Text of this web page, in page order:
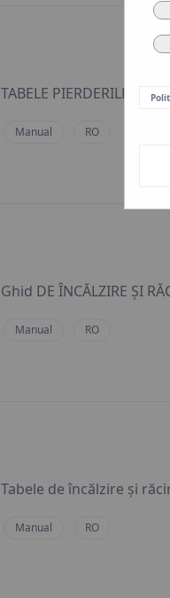
TABELE PIERDERILE DE
Manual RO
Ghid DE ÎNCĂLZIRE ȘI
Manual RO
Tabele de încălzire și
Manual RO